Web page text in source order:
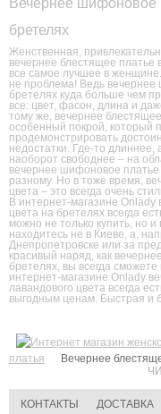
Вечернее шифоновое
бретелях
Женственная,
вечернее блестящее платье
все самое лучшее в
не проблема! Ведь
бретелях куда больше чем
все: цвет, фасон, длина и
тому же, вечернее
особенный покрой, который
продемонстрировать
недостатки. Где-то длиннее,
наоборот свободнее – на
вечернее шифоновое платье
разному. Но в тоже время,
цвета – это всегда очень
В интернет-магазине
цвета на бретелях всегда
можно не только купить, но
находитесь не в Киеве, а,
Днепропетровске или за
красивый наряд, как
бретелях, вы всегда
интернет-магазине Onlady
лавандового цвета всегда
выгодным ценам. Быстрая и
платья
Вечернее
КОНТАКТЫ ДОСТАВКА